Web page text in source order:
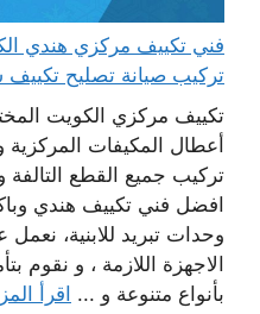
تركيب صيانة تصليح تكييف
تكييف مركزي الكويت
أعطال المكيفات المركزية
تركيب جميع القطع التالفة
افضل فني تكييف هندي
وحدات تبريد للابنية،
الاجهزة اللازمة ، و نقوم
بأنواع متنوعة و ... اقرأ